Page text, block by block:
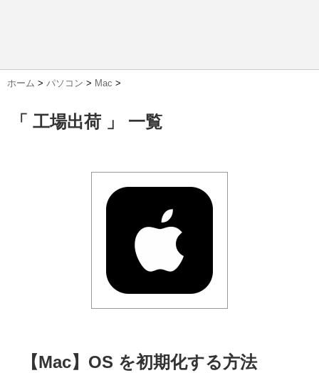
ホーム > パソコン > Mac >
「 工場出荷 」 一覧
【Mac】OS を初期化する方法